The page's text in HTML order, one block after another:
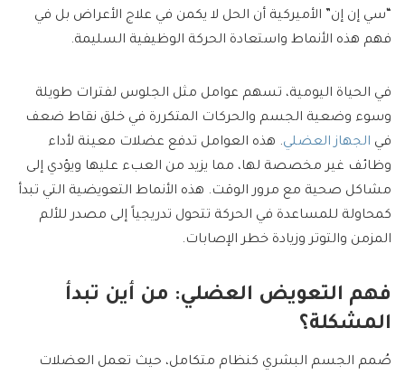
“سي إن إن” الأميركية أن الحل لا يكمن في علاج الأعراض بل في
فهم هذه الأنماط واستعادة الحركة الوظيفية السليمة.
في الحياة اليومية، تسهم عوامل مثل الجلوس لفترات طويلة
وسوء وضعية الجسم والحركات المتكررة في خلق نقاط ضعف
في الجهاز العضلي. هذه العوامل تدفع عضلات معينة لأداء
وظائف غير مخصصة لها، مما يزيد من العبء عليها ويؤدي إلى
مشاكل صحية مع مرور الوقت. هذه الأنماط التعويضية التي تبدأ
كمحاولة للمساعدة في الحركة تتحول تدريجياً إلى مصدر للألم
المزمن والتوتر وزيادة خطر الإصابات.
فهم التعويض العضلي: من أين تبدأ
المشكلة؟
صُمم الجسم البشري كنظام متكامل، حيث تعمل العضلات